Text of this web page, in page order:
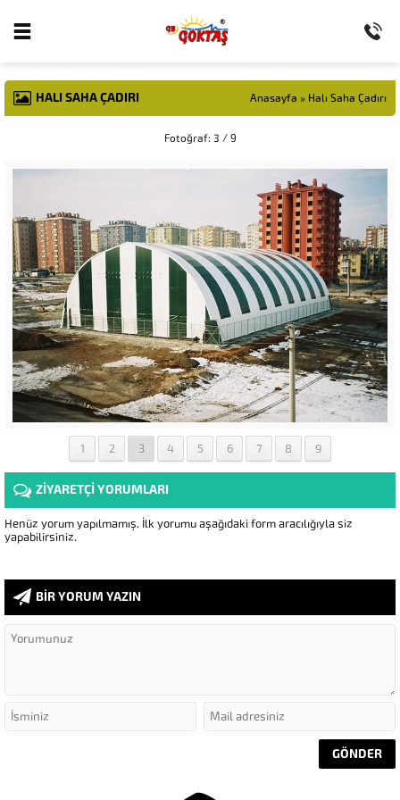
HALI SAHA ÇADIRI Anasayfa » Halı Saha Çadırı
Fotoğraf: 3 / 9
1 2 3 4 5 6 7 8 9
ZİYARETÇİ YORUMLARI
Henüz yorum yapılmamış. İlk yorumu aşağıdaki form aracılığıyla siz
yapabilirsiniz.
BİR YORUM YAZIN